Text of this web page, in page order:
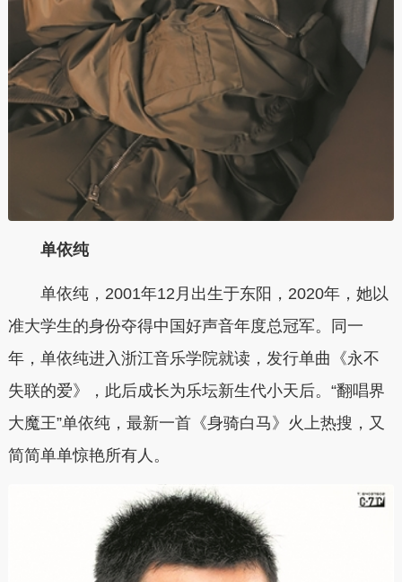
单依纯
单依纯，2001年12月出生于东阳，2020年，她以
准大学生的身份夺得中国好声音年度总冠军。同一
年，单依纯进入浙江音乐学院就读，发行单曲《永不
失联的爱》，此后成长为乐坛新生代小天后。“翻唱界
大魔王”单依纯，最新一首《身骑白马》火上热搜，又
简简单单惊艳所有人。